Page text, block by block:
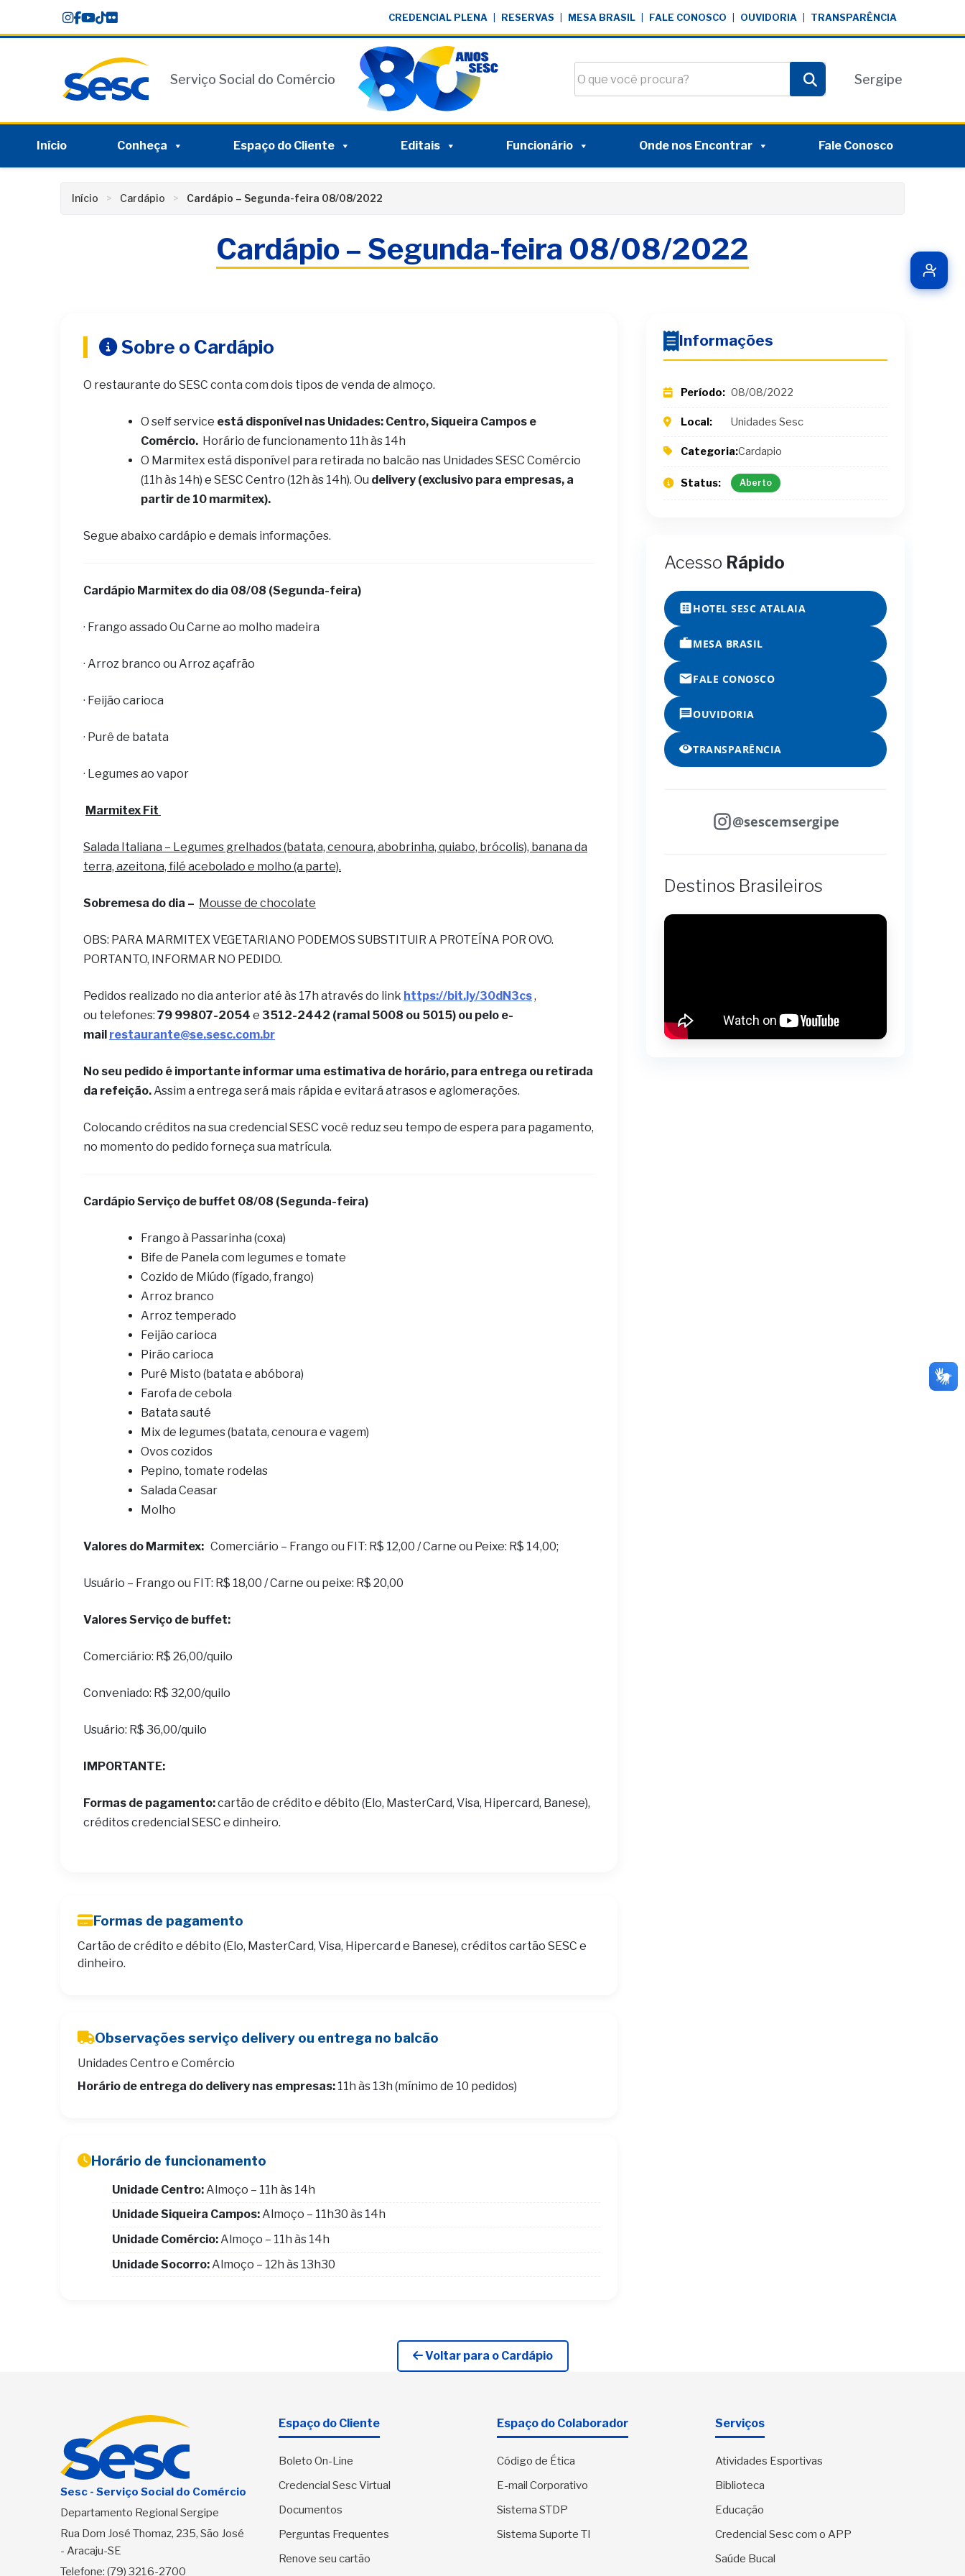
content
CREDENCIAL PLENA RESERVAS MESA BRASIL FALE CONOSCO OUVIDORIA TRANSPARÊNCIA
Serviço Social do Comércio
Pesquisar
Sergipe
Início Conheça Espaço do Cliente Editais Funcionário Onde nos Encontrar Fale Conosco
Início Cardápio Cardápio – Segunda-feira 08/08/2022
Cardápio – Segunda-feira 08/08/2022
Sobre o Cardápio
O restaurante do SESC conta com dois tipos de venda de almoço.
O self service está disponível nas Unidades: Centro, Siqueira Campos e
Comércio. Horário de funcionamento 11h às 14h
O Marmitex está disponível para retirada no balcão nas Unidades SESC Comércio
(11h às 14h) e SESC Centro (12h às 14h). Ou delivery (exclusivo para empresas, a
partir de 10 marmitex).
Segue abaixo cardápio e demais informações.
Cardápio Marmitex do dia 08/08 (Segunda-feira)
· Frango assado Ou Carne ao molho madeira
· Arroz branco ou Arroz açafrão
· Feijão carioca
· Purê de batata
· Legumes ao vapor
Marmitex Fit
Salada Italiana – Legumes grelhados (batata, cenoura, abobrinha, quiabo, brócolis), banana da
terra, azeitona, filé acebolado e molho (a parte).
Sobremesa do dia – Mousse de chocolate
OBS: PARA MARMITEX VEGETARIANO PODEMOS SUBSTITUIR A PROTEÍNA POR OVO.
PORTANTO, INFORMAR NO PEDIDO.
Pedidos realizado no dia anterior até às 17h através do link https://bit.ly/30dN3cs,
ou telefones: 79 99807-2054 e 3512-2442 (ramal 5008 ou 5015) ou pelo e-
mail restaurante@se.sesc.com.br
No seu pedido é importante informar uma estimativa de horário, para entrega ou retirada
da refeição.Assim a entrega será mais rápida e evitará atrasos e aglomerações.
Colocando créditos na sua credencial SESC você reduz seu tempo de espera para pagamento,
no momento do pedido forneça sua matrícula.
Cardápio Serviço de buffet 08/08 (Segunda-feira)
Frango à Passarinha (coxa)
Bife de Panela com legumes e tomate
Cozido de Miúdo (fígado, frango)
Arroz branco
Arroz temperado
Feijão carioca
Pirão carioca
Purê Misto (batata e abóbora)
Farofa de cebola
Batata sauté
Mix de legumes (batata, cenoura e vagem)
Ovos cozidos
Pepino, tomate rodelas
Salada Ceasar
Molho
Valores do Marmitex: Comerciário – Frango ou FIT: R$ 12,00 / Carne ou Peixe: R$ 14,00;
Usuário – Frango ou FIT: R$ 18,00 / Carne ou peixe: R$ 20,00
Valores Serviço de buffet:
Comerciário: R$ 26,00/quilo
Conveniado: R$ 32,00/quilo
Usuário: R$ 36,00/quilo
IMPORTANTE:
Formas de pagamento:cartão de crédito e débito (Elo, MasterCard, Visa, Hipercard, Banese),
créditos credencial SESC e dinheiro.
Formas de pagamento
Cartão de crédito e débito (Elo, MasterCard, Visa, Hipercard e Banese), créditos cartão SESC e
dinheiro.
Observações serviço delivery ou entrega no balcão
Unidades Centro e Comércio
Horário de entrega do delivery nas empresas: 11h às 13h (mínimo de 10 pedidos)
Horário de funcionamento
Unidade Centro: Almoço – 11h às 14h
Unidade Siqueira Campos:Almoço – 11h30 às 14h
Unidade Comércio:Almoço – 11h às 14h
Unidade Socorro: Almoço – 12h às 13h30
Informações
Período: 08/08/2022
Local: Unidades Sesc
Categoria:Cardapio
Status: Aberto
Acesso Rápido
HOTEL SESC ATALAIA
MESA BRASIL
FALE CONOSCO
OUVIDORIA
TRANSPARÊNCIA
@sescemsergipe
Destinos Brasileiros
Voltar para o Cardápio
Sesc - Serviço Social do Comércio
Departamento Regional Sergipe
Rua Dom José Thomaz, 235, São José
- Aracaju-SE
Telefone: (79) 3216-2700
Espaço do Cliente
Boleto On-Line
Credencial Sesc Virtual
Documentos
Perguntas Frequentes
Renove seu cartão
Espaço do Colaborador
Código de Ética
E-mail Corporativo
Sistema STDP
Sistema Suporte TI
Serviços
Atividades Esportivas
Biblioteca
Educação
Credencial Sesc com o APP
Saúde Bucal